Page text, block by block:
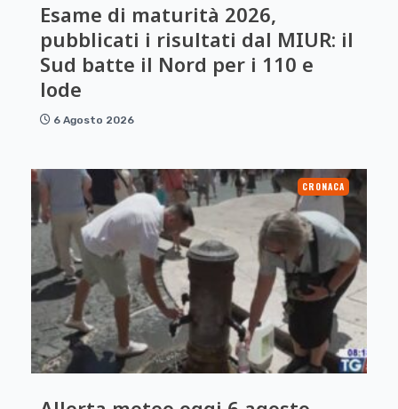
Esame di maturità 2026,
pubblicati i risultati dal MIUR: il
Sud batte il Nord per i 110 e
lode
6 Agosto 2026
CRONACA